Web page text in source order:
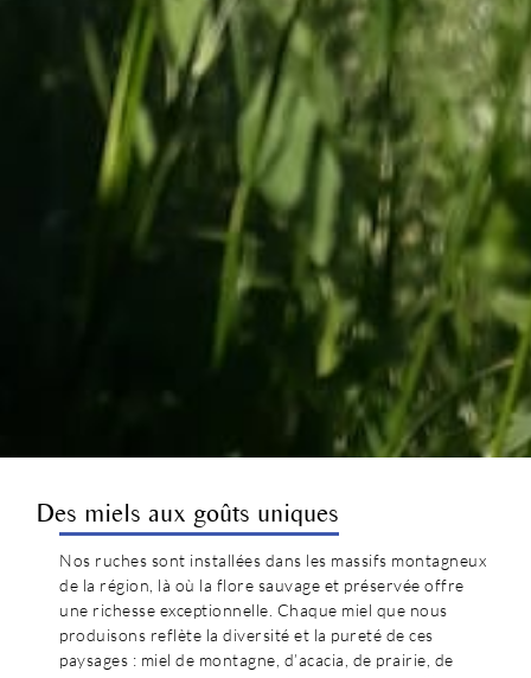
Des miels aux goûts uniques
Nos ruches sont installées dans les massifs montagneux
de la région, là où la flore sauvage et préservée offre
une richesse exceptionnelle. Chaque miel que nous
produisons reflète la diversité et la pureté de ces
paysages : miel de montagne, d’acacia, de prairie, de